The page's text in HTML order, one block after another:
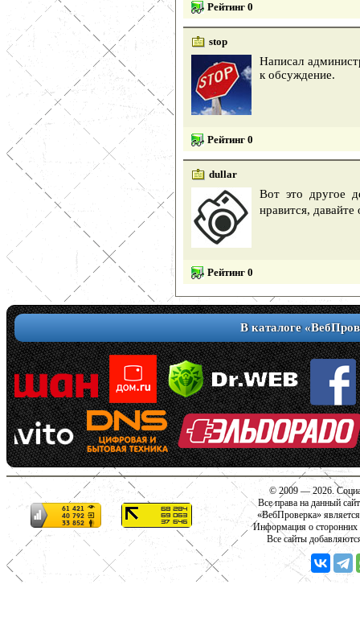
Рейтинг 0
stop
Написал
к обсуждение.
Рейтинг 0
dullar
Вот это другое
нравится,
Рейтинг 0
В каталоге
© 2009 — 2026.
Все права на данный
«ВебПроверка»
Информация о сторонних
Все сайты